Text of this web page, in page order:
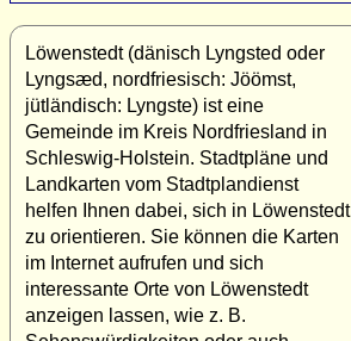
Löwenstedt (dänisch Lyngsted oder
Lyngsæd, nordfriesisch: Jöömst,
jütländisch: Lyngste) ist eine
Gemeinde im Kreis Nordfriesland in
Schleswig-Holstein. Stadtpläne und
Landkarten vom Stadtplandienst
helfen Ihnen dabei, sich in Löwenstedt
zu orientieren. Sie können die Karten
im Internet aufrufen und sich
interessante Orte von Löwenstedt
anzeigen lassen, wie z. B.